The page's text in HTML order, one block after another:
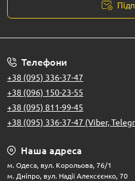
Телефони
+38 (095) 336-37-47
+38 (096) 150-23-55
+38 (095) 811-99-45
+38 (095) 336-37-47 (Viber,
Наша адреса
м. Одеса, вул. Корольова, 76/1
м. Дніпро, вул. Надії Алексєєнко, 70